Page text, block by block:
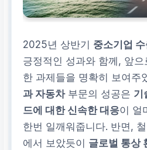
2025년 상반기 중소기업
긍정적인 성과와 함께, 앞
한 과제들을 명확히 보여주
과 자동차부문의 성공은 기
드에 대한 신속한 대응이 얼
한번 일깨워줍니다. 반면,
에서 보았듯이 글로벌 통상